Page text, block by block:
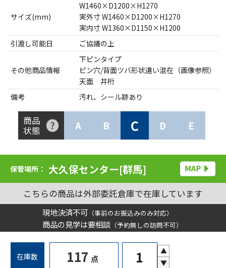
サイズ(mm)
W1460×D1200×H1270
実外寸 W1460×D1200×H1270
実内寸 W1360×D1150×H1200
引渡し可能日
ご協議の上
その他商品情報
下ピンタイプ
ピン穴/背面ツバ形状違い混在（画像参照）
天面 井桁
備考
汚れ、シール跡あり
商品
状態
A B C D E
保管場所： 大久保センター[群馬]
こちらの商品は外部委託倉庫で在庫しています
現地決済不可 （事前のお振込みのみ対応）
商品の見学は要相談 （予約無しの訪問不可）
在庫数 117 点
▲
▼